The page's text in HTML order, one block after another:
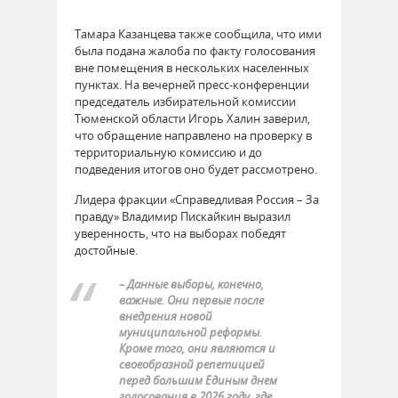
Тамара Казанцева также сообщила, что ими
была подана жалоба по факту голосования
вне помещения в нескольких населенных
пунктах. На вечерней пресс-конференции
председатель избирательной комиссии
Тюменской области Игорь Халин заверил,
что обращение направлено на проверку в
территориальную комиссию и до
подведения итогов оно будет рассмотрено.
Лидера фракции «Справедливая Россия – За
правду» Владимир Пискайкин выразил
уверенность, что на выборах победят
достойные.
– Данные выборы, конечно,
важные. Они первые после
внедрения новой
муниципальной реформы.
Кроме того, они являются и
своеобразной репетицией
перед большим Единым днем